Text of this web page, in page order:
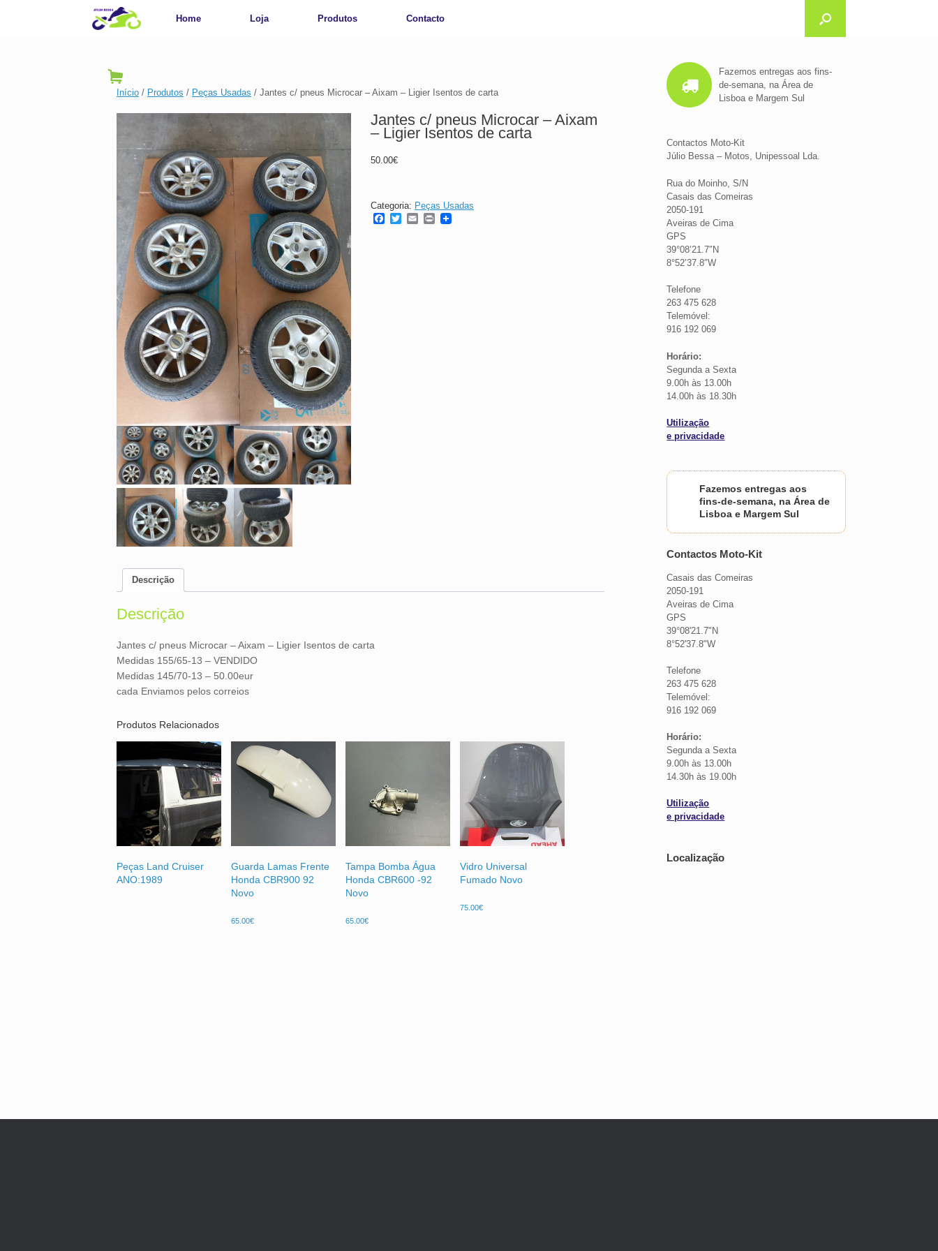
Home Loja Produtos Contacto
Início / Produtos / Peças Usadas / Jantes c/ pneus Microcar – Aixam – Ligier Isentos de carta
Jantes c/ pneus Microcar – Aixam
– Ligier Isentos de carta
50.00€
Categoria: Peças Usadas
F
T
E
P
Descrição
Descrição
Jantes c/ pneus Microcar – Aixam – Ligier Isentos de carta
Medidas 155/65-13 – VENDIDO
Medidas 145/70-13 – 50.00eur
cada Enviamos pelos correios
Produtos Relacionados
Peças Land Cruiser
ANO:1989
Guarda Lamas Frente
Honda CBR900 92
Novo
65.00€
Tampa Bomba Água
Honda CBR600 -92
Novo
65.00€
Vidro Universal
Fumado Novo
75.00€
Fazemos entregas aos fins-
de-semana, na Área de
Lisboa e Margem Sul
Contactos Moto-Kit
Júlio Bessa – Motos, Unipessoal Lda.
Rua do Moinho, S/N
Casais das Comeiras
2050-191
Aveiras de Cima
GPS
39°08’21.7″N
8°52’37.8″W
Telefone
263 475 628
Telemóvel:
916 192 069
Horário:
Segunda a Sexta
9.00h às 13.00h
14.00h às 18.30h
Utilização
e privacidade
Fazemos entregas aos
fins-de-semana, na Área de
Lisboa e Margem Sul
Contactos Moto-Kit
Casais das Comeiras
2050-191
Aveiras de Cima
GPS
39°08'21.7"N
8°52'37.8"W
Telefone
263 475 628
Telemóvel:
916 192 069
Horário:
Segunda a Sexta
9.00h às 13.00h
14.30h às 19.00h
Utilização
e privacidade
Localização